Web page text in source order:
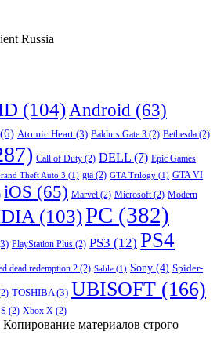
Russia
(104) Android (63)
(6) Atomic Heart (3) Baldurs Gate 3 (2) Bethesda (2)
Call of Duty (2) DELL (7) Epic Games
Theft Auto 3 (1) gta (2) GTA Trilogy (1) GTA VI
iOS (65) Marvel (2) Microsoft (2) Modern
(103)PC (382)
PlayStation Plus (2) PS3 (12) PS4
dead redemption 2 (2) Sable (1) Sony (4) Spider-
TOSHIBA (3) UBISOFT (166)
(2) Xbox X (2)
материалов строго